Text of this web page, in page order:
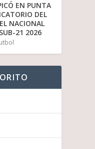
EN PUNTA
DEL
NACIONAL
21 2026